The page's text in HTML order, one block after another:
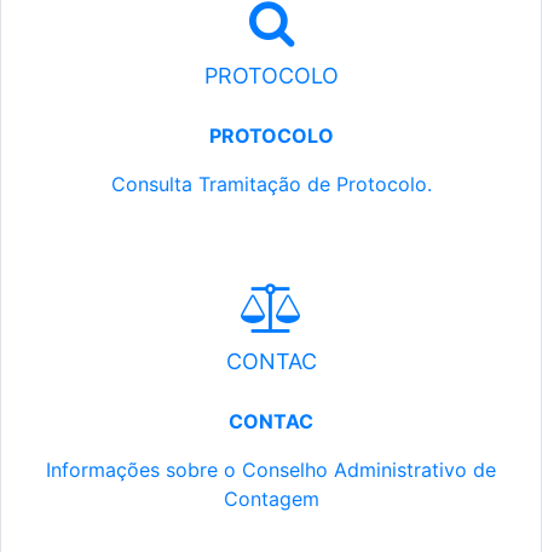
PROTOCOLO
PROTOCOLO
Consulta Tramitação de Protocolo.
CONTAC
CONTAC
Informações sobre o Conselho Administrativo de
Contagem